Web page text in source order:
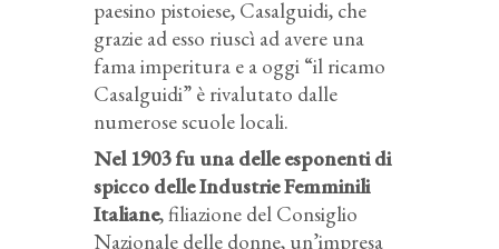
paesino pistoiese, Casalguidi, che
grazie ad esso riuscì ad avere una
fama imperitura e a oggi “il ricamo
Casalguidi” è rivalutato dalle
numerose scuole locali.
Nel 1903 fu una delle esponenti di
spicco delle Industrie Femminili
Italiane, filiazione del Consiglio
Nazionale delle donne, un’impresa